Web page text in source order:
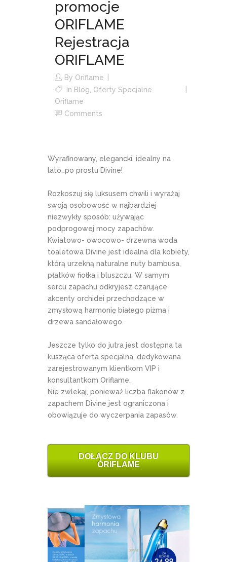
promocje
ORIFLAME
Rejestracja
ORIFLAME
By Oriflame
In Blog Oferty Specjalne
Oriflame
Comments
Wyrafinowany, elegancki, idealny na
lato…po prostu Divine!
Rozkoszuj się luksusem chwili i wyrażaj
swoją osobowość w najbardziej
niezwykły sposób: używając
podprogowej mocy zapachów.
Kwiatowo- owocowo- drzewna woda
toaletowa Divine jest idealna dla kobiety,
którą urzekną naturalne nuty bambusa,
płatków fiołka i bluszczu. W samym
sercu zapachu odkryjesz czarujące
akcenty orchidei przechodzące w
zmysłową harmonię białego piżma i
drzewa sandałowego.
Jeszcze tylko do jutra jest dostępna ta
kusząca oferta specjalna, dedykowana
zarejestrowanym klientkom VIP i
konsultantkom Oriflame.
Nie zwlekaj, ponieważ liczba flakonów z
zapachem Divine jest ograniczona i
obowiązuje do wyczerpania zapasów.
DOŁĄCZ DO KLUBU
ORIFLAME